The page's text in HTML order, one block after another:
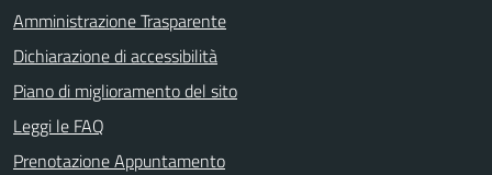
Amministrazione Trasparente
Dichiarazione di accessibilità
Piano di miglioramento del sito
Leggi le FAQ
Prenotazione Appuntamento